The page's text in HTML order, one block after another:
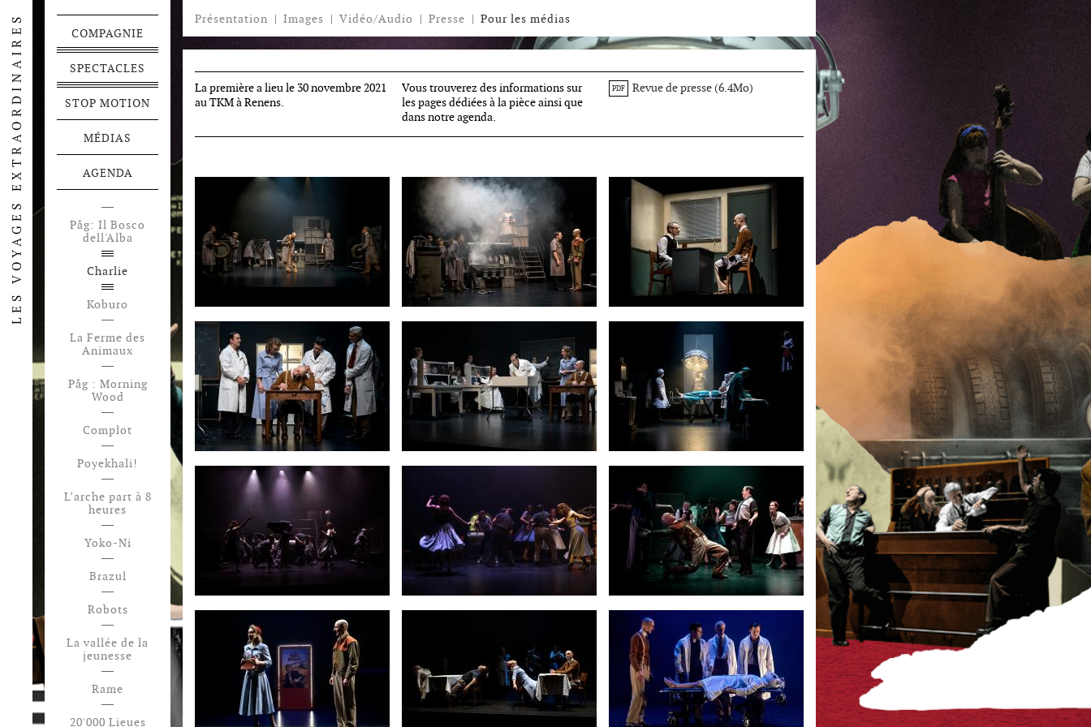
Présentation | Images | Vidéo/Audio | Presse | Pour les médias
La première a lieu le 30 novembre 2021
au TKM à Renens.
Vous trouverez des informations sur
les pages dédiées à la pièce ainsi que
dans notre agenda.
PDF Revue de presse (6.4Mo)
COMPAGNIE
SPECTACLES
STOP MOTION
MÉDIAS
AGENDA
Påg: Il Bosco
dell'Alba
Charlie
Koburo
La Ferme des
Animaux
Påg : Morning
Wood
Complot
Poyekhali!
L’arche part à 8
heures
Yoko-Ni
Brazul
Robots
La vallée de la
jeunesse
Rame
20'000 Lieues
Festen
Voyage en
Pamukalie